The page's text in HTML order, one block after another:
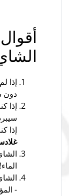
إذا
دون
إذا
إذا
-